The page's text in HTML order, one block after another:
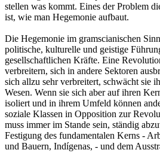
stellen was kommt. Eines der Problem
ist, wie man Hegemonie aufbaut.
Die Hegemonie im gramscianischen
politische, kulturelle und geistige
gesellschaftlichen Kräfte. Eine
verbreitern, sich in andere Sektoren
sich allzu sehr verbreitert, schwächt sie
Wesen. Wenn sie sich aber auf ihren
isoliert und in ihrem Umfeld können
soziale Klassen in Opposition zur
muss immer im Stande sein, ständig
Festigung des fundamentalen Kerns -
und Bauern, Indígenas, - und dem